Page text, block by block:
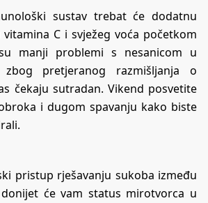
sustav trebat će dodatnu
C i svježeg voća početkom
manji problemi s nesanicom u
pretjeranog razmišljanja o
čekaju sutradan. Vikend posvetite
i dugom spavanju kako biste
pristup rješavanju sukoba između
će vam status mirotvorca u